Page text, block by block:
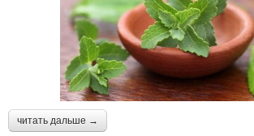
читать дальше →